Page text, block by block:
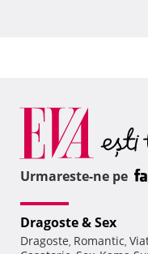
Urmareste-ne pe
Dragoste & Sex
Dragoste, Romantic,